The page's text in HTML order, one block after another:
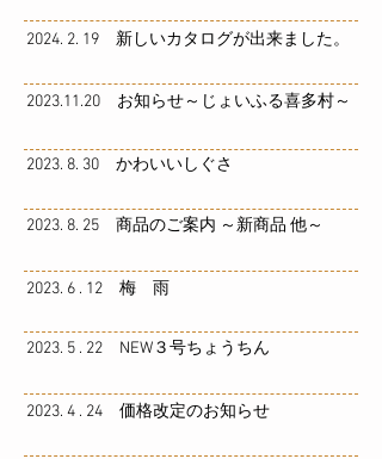
2024. 2. 19 新しいカタログが出来ました。
2023.11.20 お知らせ～じょいふる喜多村～
2023. 8. 30 かわいいしぐさ
2023. 8. 25 商品のご案内 ～新商品 他～
2023. 6 . 12 梅 雨
2023. 5 . 22 NEW３号ちょうちん
2023. 4 . 24 価格改定のお知らせ